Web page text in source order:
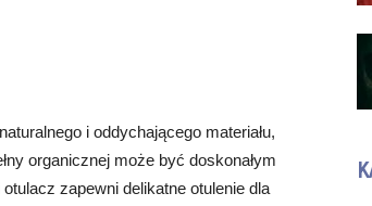
i oddychającego materiału,
organicznej może być doskonałym
zapewni delikatne otulenie dla